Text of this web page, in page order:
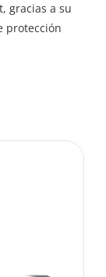
gracias a su
protección